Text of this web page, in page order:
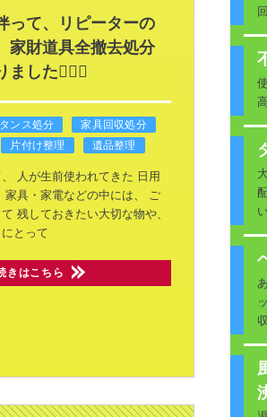
って、リピーターの
家財道具全撤去処分
した🙇🏻‍♂️
タンス処分
家具回収処分
片付け整理 遺品整理
人が生前使われてきた 日用
家具・家電などの中には、
ご
残しておきたい大切な物や、
とって
きはこちら